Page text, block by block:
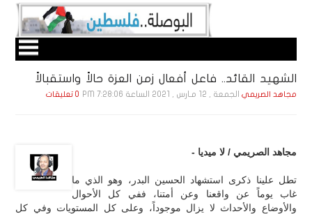
الشهيد القائد.. فاعل أفعال زمن العزة حالاً واستقبالاً
مجاهد الصريمي الجمعة , 12 مـارس , 2021 الساعة 7:28:06 PM 0 تعليقات
مجاهد الصريمي / لا ميديا -
تطل علينا ذكرى استشهاد الحسين البدر، وهو الذي ما
غاب يوماً عن واقعنا وعن أمتنا، ففي كل الأحوال
والأوضاع والأحداث لا يزال موجوداً، وعلى كل المستويات وفي كل